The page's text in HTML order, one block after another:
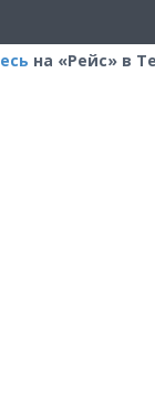
на «Рейс» в